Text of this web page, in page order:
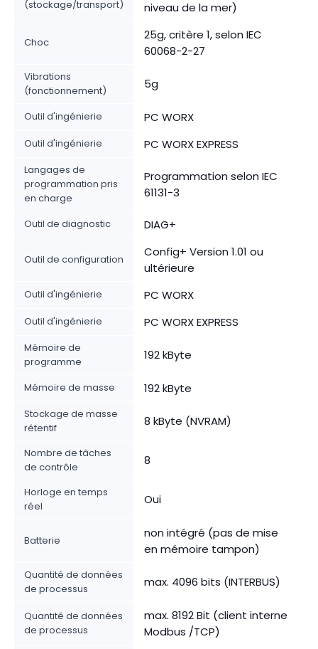
(stockage/transport)
niveau de la mer)
Choc
25g, critère 1, selon IEC
60068-2-27
Vibrations
(fonctionnement)
5g
Outil d'ingénierie PC WORX
Outil d'ingénierie PC WORX EXPRESS
Langages de
programmation pris
en charge
Programmation selon IEC
61131-3
Outil de diagnostic DIAG+
Outil de configuration
Config+ Version 1.01 ou
ultérieure
Outil d'ingénierie PC WORX
Outil d'ingénierie PC WORX EXPRESS
Mémoire de
programme
192 kByte
Mémoire de masse 192 kByte
Stockage de masse
rétentif
8 kByte (NVRAM)
Nombre de tâches
de contrôle
8
Horloge en temps
réel
Oui
Batterie
non intégré (pas de mise
en mémoire tampon)
Quantité de données
de processus
max. 4096 bits (INTERBUS)
Quantité de données
de processus
max. 8192 Bit (client interne
Modbus /TCP)